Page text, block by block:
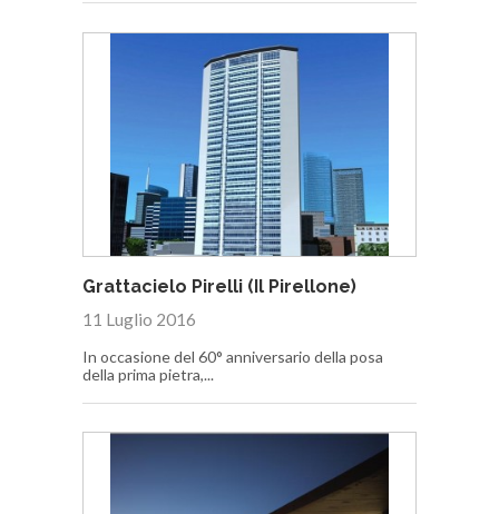
Grattacielo Pirelli (Il Pirellone)
11 Luglio 2016
In occasione del 60° anniversario della posa
della prima pietra,...